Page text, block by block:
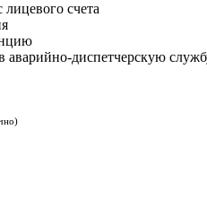
счета
аварийно-диспетчерскую